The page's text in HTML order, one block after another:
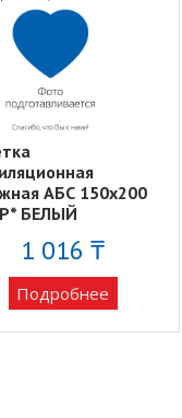
АБС 150х200
БЕЛЫЙ
1 016 ₸
Подробнее